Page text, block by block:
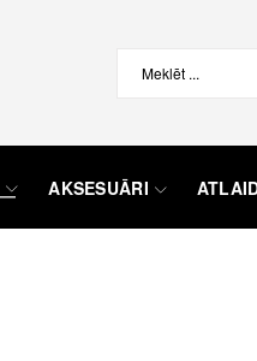
AKSESUĀRI